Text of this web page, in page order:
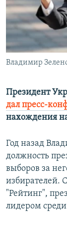
ПОБЕДИТЕЛЕЙ
ELIFBE
УКРАИНСКАЯ
Владимир
Президент
дал пресс-
нахождения на
Год назад
должность
выборов за
избирателей.
"Рейтинг",
лидером